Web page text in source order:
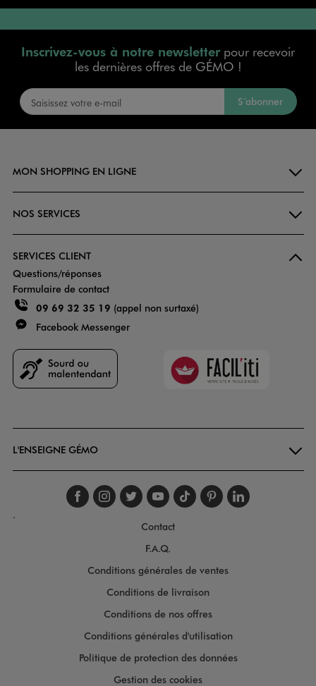
Inscrivez-vous à notre newsletterpour recevoir
les dernières offres de GÉMO !
S’abonner
MON SHOPPING EN LIGNE
NOS SERVICES
SERVICES CLIENT
Questions/réponses
Formulaire de contact
09 69 32 35 19 (appel non surtaxé)
Facebook Messenger
Faciliti
L'ENSEIGNE GÉMO
Suivez-nous sur
Suivez-nous sur
Suivez-nous sur
Suivez-nous
Suivez-nous
Suivez-
.
Contact
F.A.Q.
Conditions générales de ventes
Conditions de livraison
Conditions de nos offres
Conditions générales d'utilisation
Politique de protection des données
Gestion des cookies